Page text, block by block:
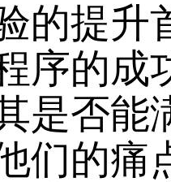
的提升
序的成
是否能
们的痛